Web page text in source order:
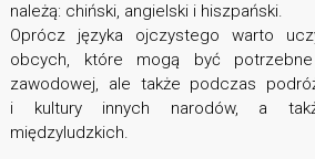
należą: chiński, angielski i hiszpański.
Oprócz języka ojczystego warto
obcych, które mogą być
zawodowej, ale także podczas
i kultury innych narodów, a
międzyludzkich.